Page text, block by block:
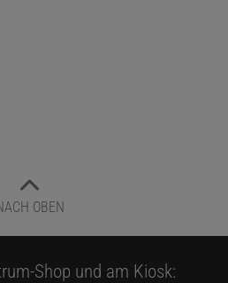
OBEN
Shop und am Kiosk: